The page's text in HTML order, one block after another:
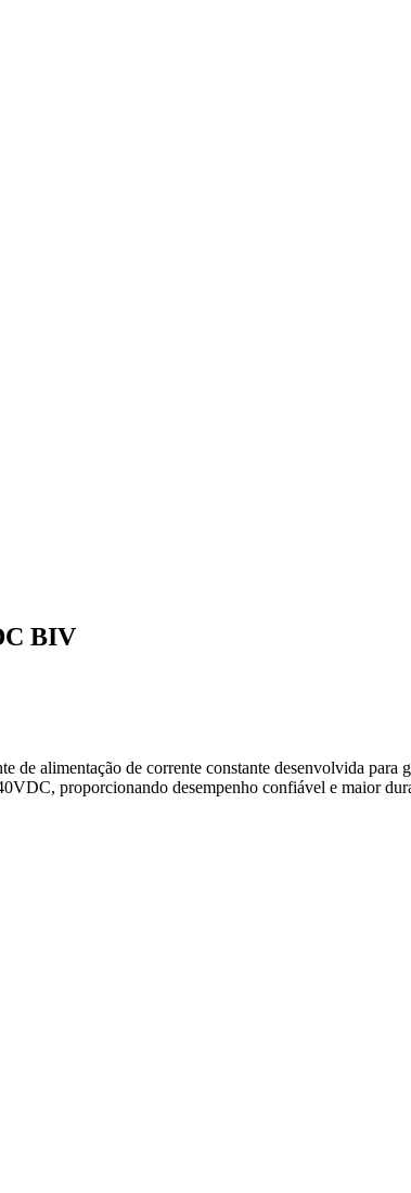
BIV
de alimentação de corrente constante desenvolvida
proporcionando desempenho confiável e maior